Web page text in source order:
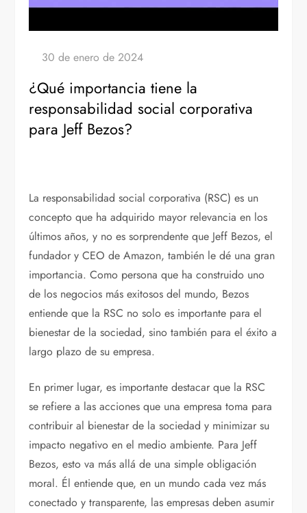
¿Qué importancia tiene la
responsabilidad social corporativa
para Jeff Bezos?
La responsabilidad social corporativa (RSC) es un
concepto que ha adquirido mayor relevancia en los
últimos años, y no es sorprendente que Jeff Bezos, el
fundador y CEO de Amazon, también le dé una gran
importancia. Como persona que ha construido uno
de los negocios más exitosos del mundo, Bezos
entiende que la RSC no solo es importante para el
bienestar de la sociedad, sino también para el éxito a
largo plazo de su empresa.
En primer lugar, es importante destacar que la RSC
se refiere a las acciones que una empresa toma para
contribuir al bienestar de la sociedad y minimizar su
impacto negativo en el medio ambiente. Para Jeff
Bezos, esto va más allá de una simple obligación
moral. Él entiende que, en un mundo cada vez más
conectado y transparente, las empresas deben asumir